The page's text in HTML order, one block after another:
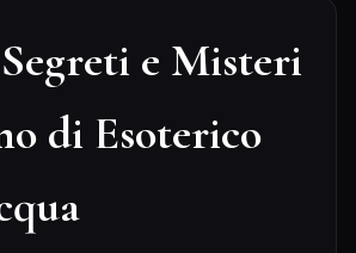
e Misteri
di Esoterico